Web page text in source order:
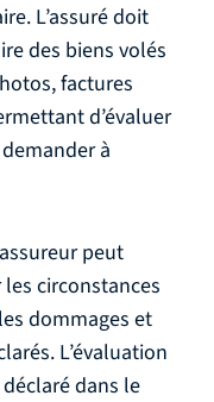
L’assuré doit
des biens volés
factures
d’évaluer
à
peut
circonstances
dommages et
L’évaluation
dans le